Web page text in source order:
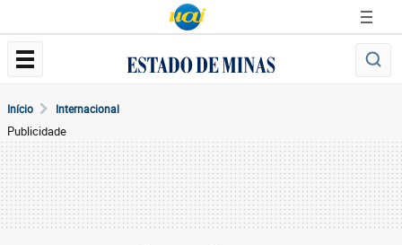
Início Internacional
Publicidade